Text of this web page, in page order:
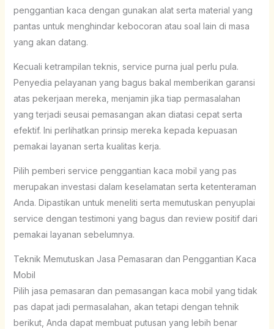
penggantian kaca dengan gunakan alat serta material yang
pantas untuk menghindar kebocoran atau soal lain di masa
yang akan datang.
Kecuali ketrampilan teknis, service purna jual perlu pula.
Penyedia pelayanan yang bagus bakal memberikan garansi
atas pekerjaan mereka, menjamin jika tiap permasalahan
yang terjadi seusai pemasangan akan diatasi cepat serta
efektif. Ini perlihatkan prinsip mereka kepada kepuasan
pemakai layanan serta kualitas kerja.
Pilih pemberi service penggantian kaca mobil yang pas
merupakan investasi dalam keselamatan serta ketenteraman
Anda. Dipastikan untuk meneliti serta memutuskan penyuplai
service dengan testimoni yang bagus dan review positif dari
pemakai layanan sebelumnya.
Teknik Memutuskan Jasa Pemasaran dan Penggantian Kaca
Mobil
Pilih jasa pemasaran dan pemasangan kaca mobil yang tidak
pas dapat jadi permasalahan, akan tetapi dengan tehnik
berikut, Anda dapat membuat putusan yang lebih benar